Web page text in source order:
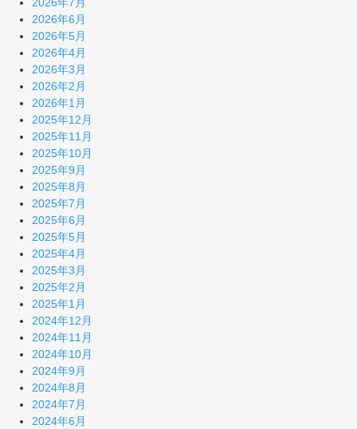
2026年7月
2026年6月
2026年5月
2026年4月
2026年3月
2026年2月
2026年1月
2025年12月
2025年11月
2025年10月
2025年9月
2025年8月
2025年7月
2025年6月
2025年5月
2025年4月
2025年3月
2025年2月
2025年1月
2024年12月
2024年11月
2024年10月
2024年9月
2024年8月
2024年7月
2024年6月